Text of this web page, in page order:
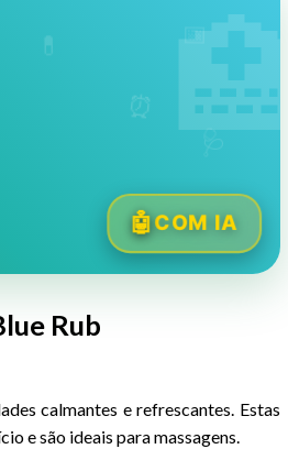
COM IA
🏥
📅
⏰
💊
🩺
Rub
calmantes e refrescantes. Estas
e são ideais para massagens.